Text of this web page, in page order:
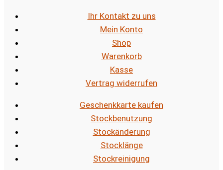
Ihr Kontakt zu uns
Mein Konto
Shop
Warenkorb
Kasse
Vertrag widerrufen
Geschenkkarte kaufen
Stockbenutzung
Stockänderung
Stocklänge
Stockreinigung